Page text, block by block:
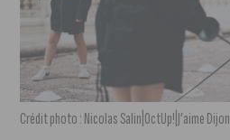
Crédit photo : Nicolas Salin|OctUp!|J’aime Dijon